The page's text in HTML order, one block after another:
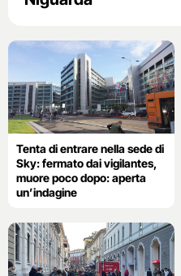
Tenta di entrare nella sede di
Sky: fermato dai vigilantes,
muore poco dopo: aperta
un’indagine